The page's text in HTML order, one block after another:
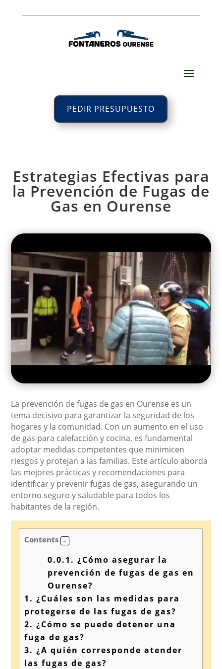
PEDIR PRESUPUESTO
Estrategias Efectivas para
la Prevención de Fugas de
Gas en Ourense
La prevención de fugas de gas en Ourense es un
tema decisivo para garantizar la seguridad de los
hogares y la comunidad. Con un aumento en el uso
de gas para calefacción y cocina, es fundamental
adoptar medidas competentes que minimicen
riesgos y protejan a las familias. Este artículo aborda
las mejores prácticas y recomendaciones para
identificar y prevenir fugas de gas, asegurando un
entorno seguro y saludable para todos los
habitantes de la región.
Contents
0.0.1. ¿Cómo asegurar la
prevención de fugas de gas en
Ourense?
1. ¿Cuáles son las medidas para
protegerse de las fugas de gas?
2. ¿Cómo se puede detener una
fuga de gas?
3. ¿A quién corresponde atender
las fugas de gas?